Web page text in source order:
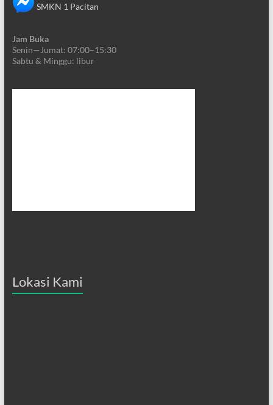
SMKN 1 Pacitan
Jam Buka
Senin—Jumat: 07:00–15:30
Sabtu & Minggu: libur
Lokasi Kami